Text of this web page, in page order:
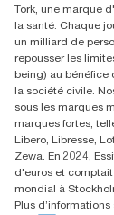
Essity
1831
Tork, une marque
la santé. Chaque
un milliard de
repousser les
being) au bénéfice
la société civile.
sous les marques
marques fortes,
Libero, Libresse,
Zewa. En 2024,
d'euros et
mondial à
Plus d’informations